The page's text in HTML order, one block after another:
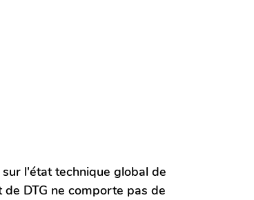
l'état technique global de
DTG ne comporte pas de